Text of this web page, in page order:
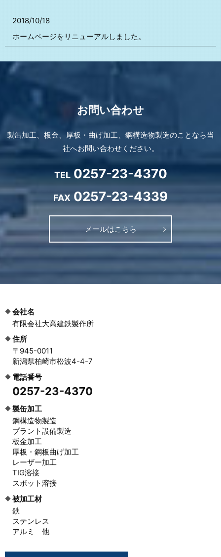
2018/10/18
ホームページをリニューアルしました。
お問い合わせ
製缶加工、板金、厚板・曲げ加工、鋼構造物製造のことなら当
社へお問い合わせください。
TEL0257-23-4370
FAX 0257-23-4339
メールはこちら
会社名
有限会社大高建鉄製作所
住所
〒945-0011
新潟県柏崎市松波4-4-7
電話番号
0257-23-4370
製缶加工
鋼構造物製造
プラント設備製造
板金加工
厚板・鋼板曲げ加工
レーザー加工
TIG溶接
スポット溶接
被加工材
鉄
ステンレス
アルミ 他